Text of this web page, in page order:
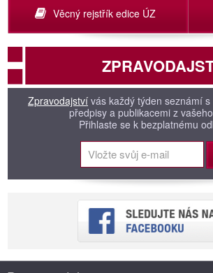
Věcný rejstřík edice ÚZ
Zpravodajství vás každý týden seznámí
předpisy a publikacemi z
Přihlaste se k bezplatnému